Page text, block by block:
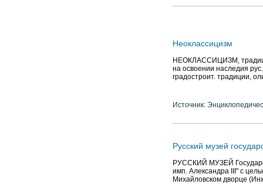
Неоклассицизм
НЕОКЛАССИЦИЗМ,
на освоении наследия
градостроит. традиции,
Источник:
Русский музей
РУССКИЙ МУЗЕЙ
имп. Александра III" с
Михайловском дворце